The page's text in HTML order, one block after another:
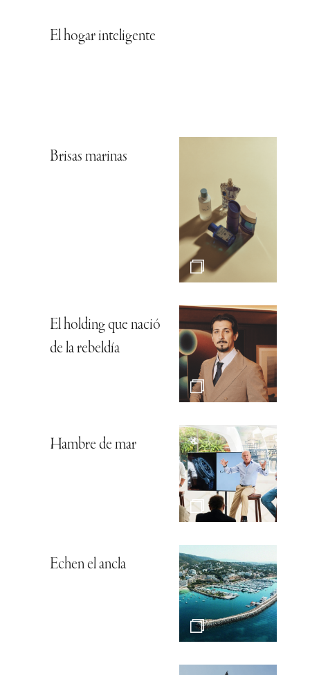
El hogar inteligente
Brisas marinas
El holding que nació
de la rebeldía
Hambre de mar
Echen el ancla